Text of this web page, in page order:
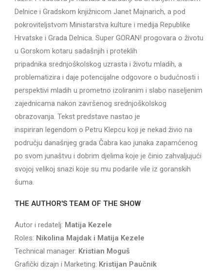
Delnice i Gradskom knjižnicom Janet Majnarich, a pod
pokroviteljstvom Ministarstva kulture i medija Republike
Hrvatske i Grada Delnica. Super GORAN! progovara o životu
u Gorskom kotaru sadašnjih i proteklih
pripadnika srednjoškolskog uzrasta i životu mladih, a
problematizira i daje potencijalne odgovore o budućnosti i
perspektivi mladih u prometno izoliranim i slabo naseljenim
zajednicama nakon završenog srednjoškolskog
obrazovanja. Tekst predstave nastao je
inspiriran legendom o Petru Klepcu koji je nekad živio na
području današnjeg grada Čabra kao junaka zapamćenog
po svom junaštvu i dobrim djelima koje je činio zahvaljujući
svojoj velikoj snazi koje su mu podarile vile iz goranskih
šuma.
THE AUTHOR'S TEAM OF THE SHOW
Autor i redatelj: Matija Kezele
Roles: Nikolina Majdak i Matija Kezele
Technical manager: Kristian Moguš
Grafički dizajn i Marketing: Kristijan Paučnik